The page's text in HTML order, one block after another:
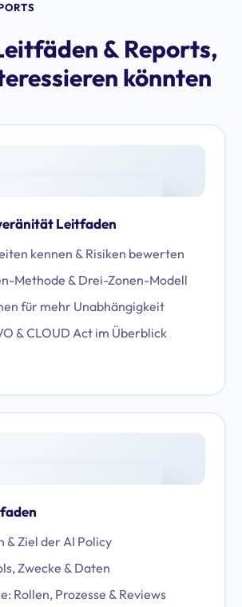
& Reports,
könnten
Leitfaden
kennen & Risiken bewerten
Methode & Drei-Zonen-Modell
für mehr Unabhängigkeit
& CLOUD Act im Überblick
& Ziel der AI Policy
Zwecke & Daten
Rollen, Prozesse & Reviews